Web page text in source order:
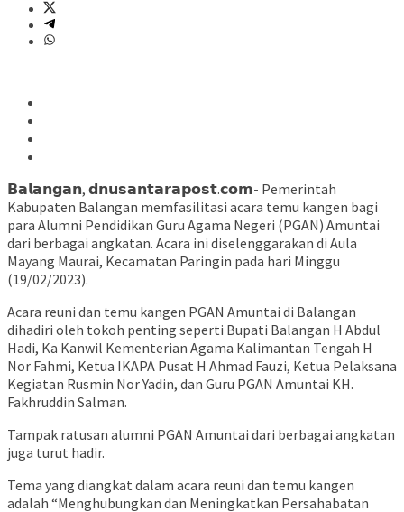
𝗕𝗮𝗹𝗮𝗻𝗴𝗮𝗻, 𝗱𝗻𝘂𝘀𝗮𝗻𝘁𝗮𝗿𝗮𝗽𝗼𝘀𝘁.𝗰𝗼𝗺- Pemerintah
Kabupaten Balangan memfasilitasi acara temu kangen bagi
para Alumni Pendidikan Guru Agama Negeri (PGAN) Amuntai
dari berbagai angkatan. Acara ini diselenggarakan di Aula
Mayang Maurai, Kecamatan Paringin pada hari Minggu
(19/02/2023).
Acara reuni dan temu kangen PGAN Amuntai di Balangan
dihadiri oleh tokoh penting seperti Bupati Balangan H Abdul
Hadi, Ka Kanwil Kementerian Agama Kalimantan Tengah H
Nor Fahmi, Ketua IKAPA Pusat H Ahmad Fauzi, Ketua Pelaksana
Kegiatan Rusmin Nor Yadin, dan Guru PGAN Amuntai KH.
Fakhruddin Salman.
Tampak ratusan alumni PGAN Amuntai dari berbagai angkatan
juga turut hadir.
Tema yang diangkat dalam acara reuni dan temu kangen
adalah “Menghubungkan dan Meningkatkan Persahabatan